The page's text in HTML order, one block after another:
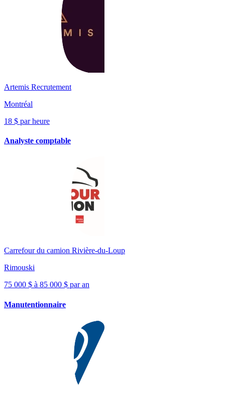
Artemis Recrutement
Montréal
18 $ par heure
Analyste comptable
Carrefour du camion Rivière-du-Loup
Rimouski
75 000 $ à 85 000 $ par an
Manutentionnaire